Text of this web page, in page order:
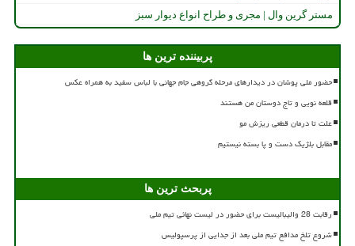
مستر گرین وال | مجری و طراح انواع دیوار سبز
پربیننده ترین ها
حضور ملی پوشان در دیدارهای مرحله گروهی جام جهانی با لباس سفید به همراه عکس
قلعه نویی و تاج دوستان من هستند
علت تا درمان قطعی ریزش مو
مقابل بلژیک دست و پا بسته نیستیم
پربحث ترین ها
رقابت 28 والیبالیست برای حضور در لیست نهائی تیم ملی
شروع تلخ مدافع تیم ملی بعد از جدایی از پرسپولیس